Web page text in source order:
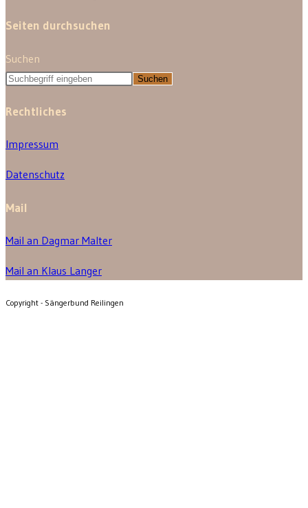
Seiten durchsuchen
Suchen
Suchen
Rechtliches
Impressum
Datenschutz
Mail
Mail an Dagmar Malter
Mail an Klaus Langer
Copyright - Sängerbund Reilingen